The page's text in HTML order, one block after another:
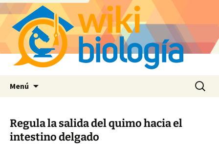
Menú Buscar:
Regula la salida del quimo hacia el
intestino delgado